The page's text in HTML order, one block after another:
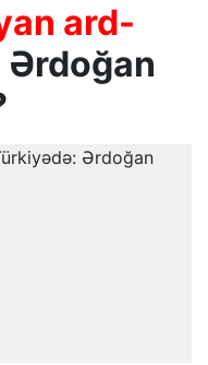
ard-
Ərdoğan